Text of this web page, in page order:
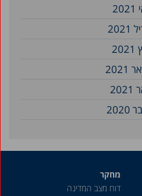
מחקר
דוח מצב המדינה